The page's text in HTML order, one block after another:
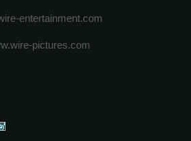
entertainment.com
pictures.com